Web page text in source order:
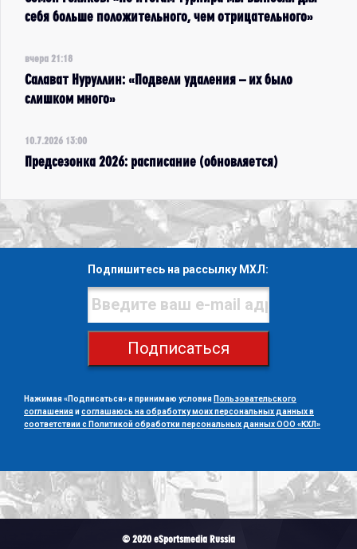
себя больше положительного, чем отрицательного»
вчера 21:18
Салават Нуруллин: «Подвели удаления – их было
слишком много»
10.7.2026 13:00
Предсезонка 2026: расписание (обновляется)
Подпишитесь на рассылку МХЛ:
Подписаться
Нажимая «Подписаться» я принимаю условия Пользовательского
соглашенияисоглашаюсь на обработку моих персональных данных в
соответствии с Политикой обработки персональных данных ООО «КХЛ»
© 2020 eSportsmedia Russia